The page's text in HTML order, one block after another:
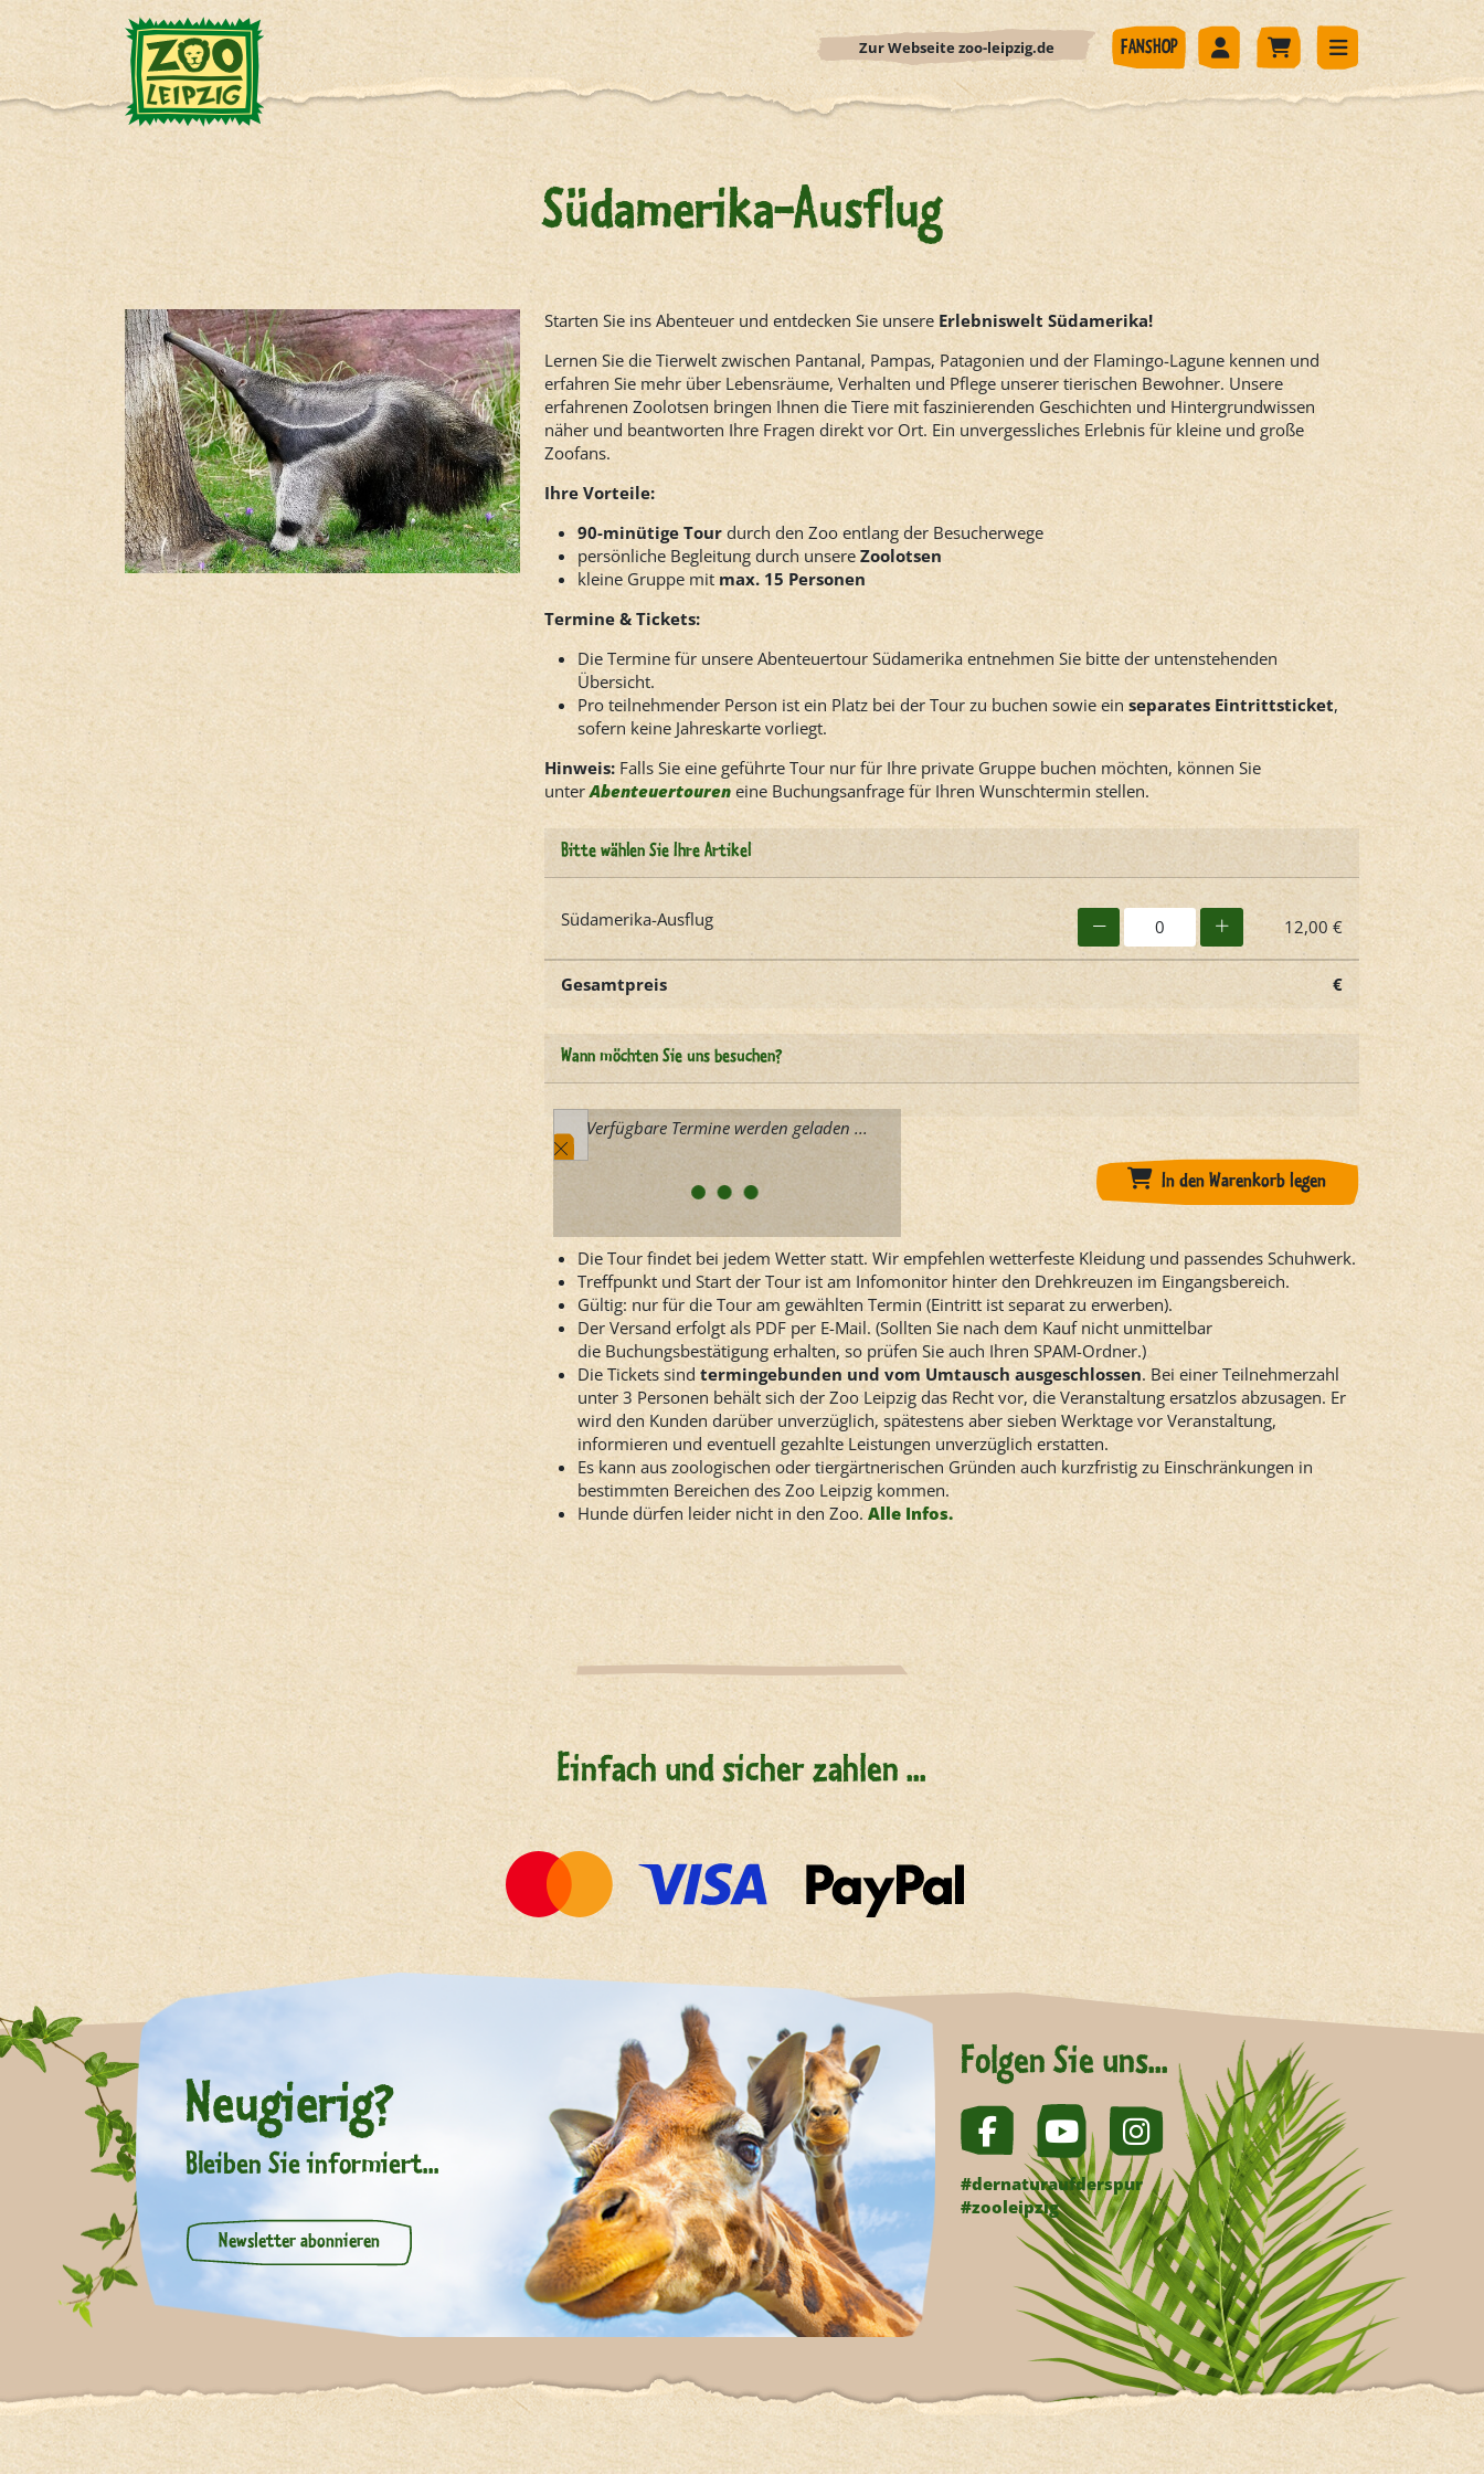
Zur Webseite zoo-leipzig.de FANSHOP
Südamerika-Ausflug
Starten Sie ins Abenteuer und entdecken Sie unsere Erlebniswelt Südamerika!
Lernen Sie die Tierwelt zwischen Pantanal, Pampas, Patagonien und der Flamingo-Lagune kennen und
erfahren Sie mehr über Lebensräume, Verhalten und Pflege unserer tierischen Bewohner. Unsere
erfahrenen Zoolotsen bringen Ihnen die Tiere mit faszinierenden Geschichten und Hintergrundwissen
näher und beantworten Ihre Fragen direkt vor Ort. Ein unvergessliches Erlebnis für kleine und große
Zoofans.
Ihre Vorteile:
90-minütige Tour durch den Zoo entlang der Besucherwege
persönliche Begleitung durch unsereZoolotsen
kleine Gruppe mit max. 15 Personen
Termine & Tickets:
Die Termine für unsere Abenteuertour Südamerika entnehmen Sie bitte der untenstehenden
Übersicht.
Pro teilnehmender Person ist ein Platz bei der Tour zu buchen sowie einseparates Eintrittsticket,
sofern keine Jahreskarte vorliegt.
Hinweis: Falls Sie eine geführte Tour nur für Ihre private Gruppe buchen möchten, können Sie
unterAbenteuertouren eine Buchungsanfrage für Ihren Wunschtermin stellen.
Bitte wählen Sie Ihre Artikel
Südamerika-Ausflug 12,00 €
Gesamtpreis €
Wann möchten Sie uns besuchen?
Verfügbare Termine werden geladen ...
In den Warenkorb legen
Die Tour findet bei jedem Wetter statt. Wir empfehlen wetterfeste Kleidung und passendes Schuhwerk.
Treffpunkt und Start der Tour ist am Infomonitor hinter den Drehkreuzen im Eingangsbereich.
Gültig: nur für die Tour am gewählten Termin (Eintritt ist separat zu erwerben).
Der Versand erfolgt als PDF per E-Mail. (Sollten Sie nach dem Kauf nicht unmittelbar
die Buchungsbestätigung erhalten, so prüfen Sie auch Ihren SPAM-Ordner.)
Die Tickets sindtermingebunden und vom Umtausch ausgeschlossen. Bei einer Teilnehmerzahl
unter 3 Personen behält sich der Zoo Leipzig das Recht vor, die Veranstaltung ersatzlos abzusagen. Er
wird den Kunden darüber unverzüglich, spätestens aber sieben Werktage vor Veranstaltung,
informieren und eventuell gezahlte Leistungen unverzüglich erstatten.
Es kann aus zoologischen oder tiergärtnerischen Gründen auch kurzfristig zu Einschränkungen in
bestimmten Bereichen des Zoo Leipzig kommen.
Hunde dürfen leider nicht in den Zoo.Alle Infos.
Einfach und sicher zahlen ...
Neugierig?
Bleiben Sie informiert...
Newsletter abonnieren
Folgen Sie uns...
#dernaturaufderspur
#zooleipzig